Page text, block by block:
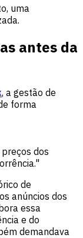
uma
antes da
, a gestão de
forma
dos
de
anúncios dos
essa
e do
demandava